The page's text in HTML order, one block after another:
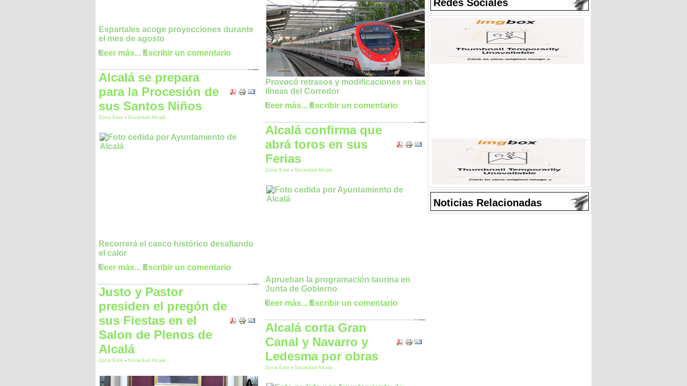
Espartales acoge proyecciones durante
el mes de agosto
Leer más... Escribir un comentario
Alcalá se prepara
para la Procesión de
sus Santos Niños
Zona Este - Sociedad Alcalá
Recorrerá el casco histórico desafiando
el calor
Leer más... Escribir un comentario
Justo y Pastor
presiden el pregón de
sus Fiestas en el
Salon de Plenos de
Alcalá
Zona Este - Sociedad Alcalá
Provocó retrasos y modificaciones en las
líneas del Corredor
Leer más... Escribir un comentario
Alcalá confirma que
abrá toros en sus
Ferias
Zona Este - Sociedad Alcalá
Aprueban la programación taurina en
Junta de Gobierno
Leer más... Escribir un comentario
Alcalá corta Gran
Canal y Navarro y
Ledesma por obras
Zona Este - Sociedad Alcalá
Redes Sociales
Noticias Relacionadas